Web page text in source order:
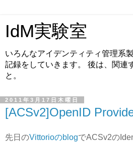
IdM実験室
いろんなアイデンティティ管理系
記録をしていきます。 後は、関連
と。
2011年3月17日木曜日
[ACSv2]OpenID
先日のVittorioのblogでACSv2の